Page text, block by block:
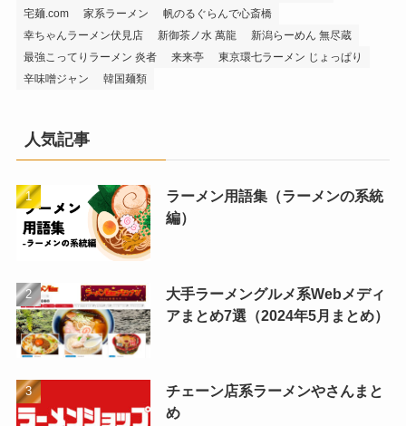
宅麺.com
家系ラーメン
帆のるぐらんで心斎橋
幸ちゃんラーメン伏見店
新御茶ノ水 萬龍
新潟らーめん 無尽蔵
最強こってりラーメン 炎者
来来亭
東京環七ラーメン じょっぱり
辛味噌ジャン
韓国麺類
人気記事
ラーメン用語集（ラーメンの系統
編）
大手ラーメングルメ系Webメディ
アまとめ7選（2024年5月まとめ）
チェーン店系ラーメンやさんまと
め